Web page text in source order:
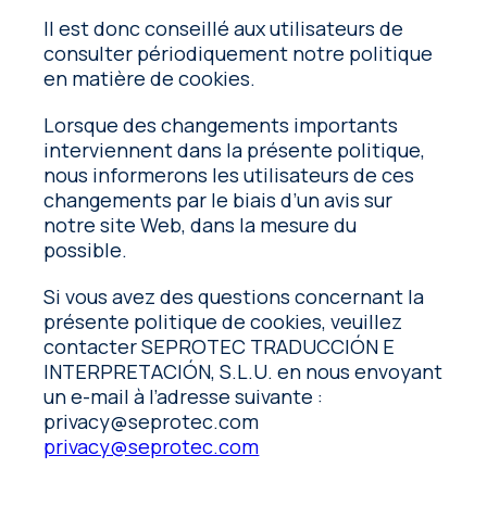
Il est donc conseillé aux utilisateurs de
consulter périodiquement notre politique
en matière de cookies.
Lorsque des changements importants
interviennent dans la présente politique,
nous informerons les utilisateurs de ces
changements par le biais d’un avis sur
notre site Web, dans la mesure du
possible.
Si vous avez des questions concernant la
présente politique de cookies, veuillez
contacter SEPROTEC TRADUCCIÓN E
INTERPRETACIÓN, S.L.U. en nous envoyant
un e-mail à l’adresse suivante :
privacy@seprotec.com
privacy@seprotec.com